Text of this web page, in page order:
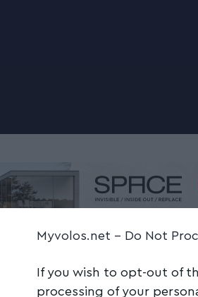
Myvolos.net - Do Not
If you wish to opt-out of
processing of your
10.000